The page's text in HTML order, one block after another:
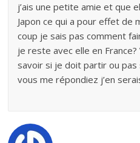
j’ais une petite amie et que
Japon ce qui a pour effet de
coup je sais pas comment
je reste avec elle en France?
savoir si je doit partir ou
vous me répondiez j’en